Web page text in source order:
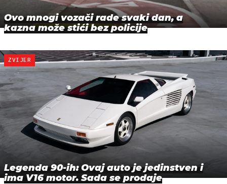
Ovo mnogi vozači rade svaki dan, a
kazna može stići bez policije
ZVIJER
Legenda 90-ih: Ovaj auto je jedinstven i
ima V16 motor. Sada se prodaje